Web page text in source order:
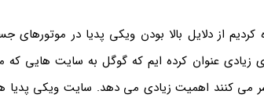
از دلایل بالا بودن ویکی پدیا در موتورهای
عنوان کرده ایم که گوگل به سایت هایی
می کنند اهمیت زیادی می دهد. سایت ویکی